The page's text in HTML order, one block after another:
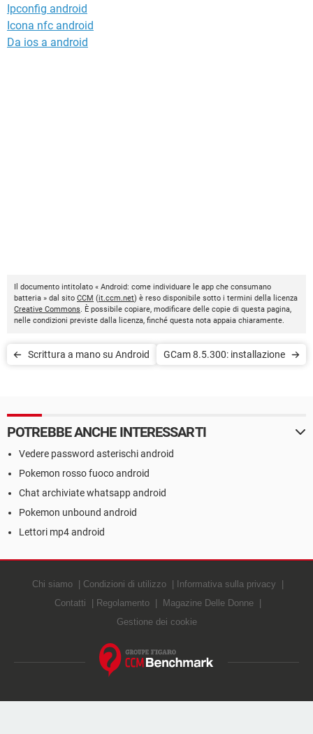
Ipconfig android
Icona nfc android
Da ios a android
Il documento intitolato « Android: come individuare le app che consumano
batteria » dal sito CCM (it.ccm.net) è reso disponibile sotto i termini della licenza
Creative Commons. È possibile copiare, modificare delle copie di questa pagina,
nelle condizioni previste dalla licenza, finché questa nota appaia chiaramente.
Scrittura a mano su Android GCam 8.5.300: installazione
POTREBBE ANCHE INTERESSARTI
Vedere password asterischi android
Pokemon rosso fuoco android
Chat archiviate whatsapp android
Pokemon unbound android
Lettori mp4 android
Chi siamo Condizioni di utilizzo
Informativa sulla privacy
Contatti
Regolamento
Magazine Delle Donne
Gestione dei cookie